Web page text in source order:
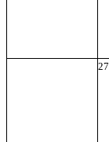
27